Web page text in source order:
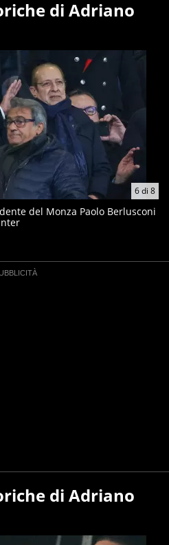
di Adriano
6di 8
del Monza Paolo Berlusconi
di Adriano